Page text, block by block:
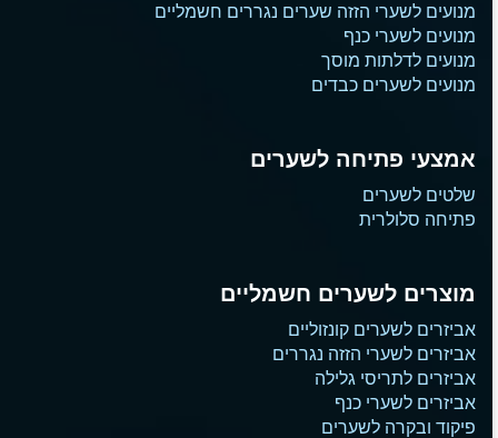
מנועים לשערי הזזה שערים נגררים חשמליים
מנועים לשערי כנף
מנועים לדלתות מוסך
מנועים לשערים כבדים
אמצעי פתיחה לשערים
שלטים לשערים
פתיחה סלולרית
מוצרים לשערים חשמליים
אביזרים לשערים קונזוליים
אביזרים לשערי הזזה נגררים
אביזרים לתריסי גלילה
אביזרים לשערי כנף
פיקוד ובקרה לשערים